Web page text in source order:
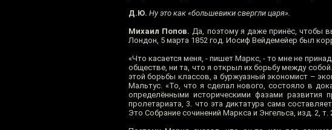
Д.Ю. Ну это как «большевики свергли царя».
Михаил Попов. Да, поэтому я даже принёс, чтобы
Лондон, 5 марта 1852 год. Иосиф Вейдемейер был
«Что касается меня, - пишет Маркс, - то мне не
обществе, ни та, что я открыл их борьбу между
этой борьбы классов, а буржуазный экономист –
Мальтус. «То, что я сделал нового, состояло в
определёнными историческими фазами развития
пролетариата, 3. что эта диктатура сама
Это Собрание сочинений Маркса и Энгельса, изд. 2, т.